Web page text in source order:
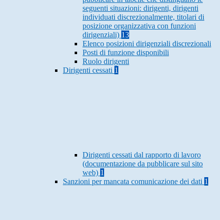
seguenti situazioni: dirigenti, dirigenti
individuati discrezionalmente, titolari di
posizione organizzativa con funzioni
dirigenziali) 13
Elenco posizioni dirigenziali discrezionali
Posti di funzione disponibili
Ruolo dirigenti
Dirigenti cessati 1
Dirigenti cessati dal rapporto di lavoro
(documentazione da pubblicare sul sito
web) 1
Sanzioni per mancata comunicazione dei dati 1